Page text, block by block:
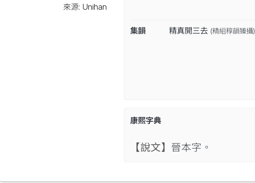
來源: Unihan
集韻 精真開三去 (精組稕韻臻攝)
康熙字典
【說文】 晉本字。